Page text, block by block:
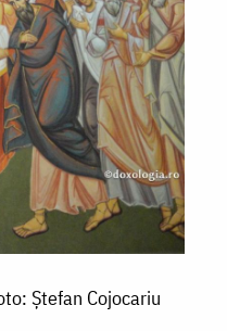
Ștefan Cojocariu